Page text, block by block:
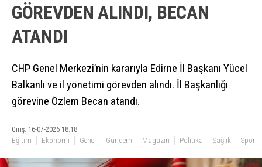
GÖREVDEN ALINDI, BECAN
ATANDI
CHP Genel Merkezi’nin kararıyla Edirne İl Başkanı Yücel
Balkanlı ve il yönetimi görevden alındı. İl Başkanlığı
görevine Özlem Becan atandı.
Giriş: 16-07-2026 18:18
Eğitim Ekonomi Genel Gündem Magazin Politika Sağlık Spor